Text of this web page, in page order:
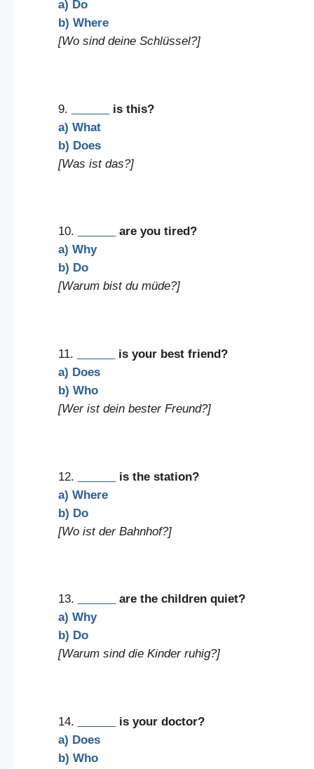
a) Do
b) Where
[Wo sind deine Schlüssel?]
9.
is this?
a) What
b) Does
[Was ist das?]
10.
are you tired?
a) Why
b) Do
[Warum bist du müde?]
11.
is your best friend?
a) Does
b) Who
[Wer ist dein bester Freund?]
12.
is the station?
a) Where
b) Do
[Wo ist der Bahnhof?]
13.
are the children quiet?
a) Why
b) Do
[Warum sind die Kinder ruhig?]
14.
is your doctor?
a) Does
b) Who